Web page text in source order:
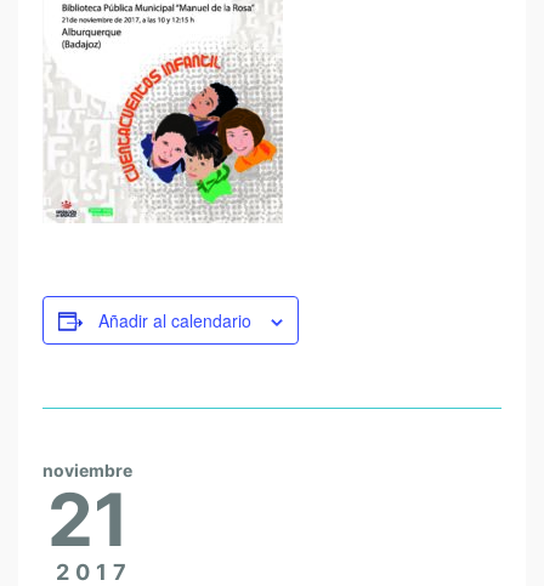
Añadir al calendario
noviembre
21
2017